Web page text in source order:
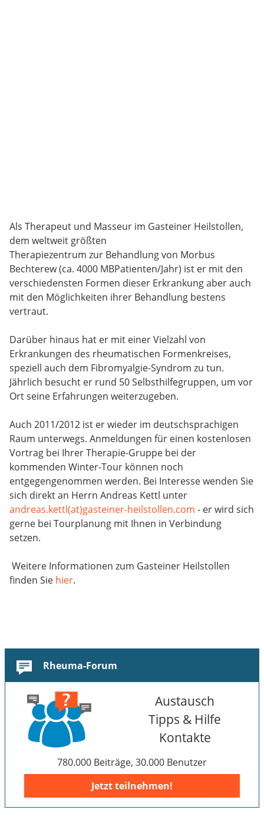
Als Therapeut und Masseur im Gasteiner Heilstollen,
dem weltweit größten
Therapiezentrum zur Behandlung von Morbus
Bechterew (ca. 4000 MBPatienten/Jahr) ist er mit den
verschiedensten Formen dieser Erkrankung aber auch
mit den Möglichkeiten ihrer Behandlung bestens
vertraut.
Darüber hinaus hat er mit einer Vielzahl von
Erkrankungen des rheumatischen Formenkreises,
speziell auch dem Fibromyalgie-Syndrom zu tun.
Jährlich besucht er rund 50 Selbsthilfegruppen, um vor
Ort seine Erfahrungen weiterzugeben.
Auch 2011/2012 ist er wieder im deutschsprachigen
Raum unterwegs. Anmeldungen für einen kostenlosen
Vortrag bei Ihrer Therapie-Gruppe bei der
kommenden Winter-Tour können noch
entgegengenommen werden. Bei Interesse wenden Sie
sich direkt an Herrn Andreas Kettl unter
andreas.kettl(at)gasteiner-heilstollen.com - er wird sich
gerne bei Tourplanung mit Ihnen in Verbindung
setzen.
Weitere Informationen zum Gasteiner Heilstollen
finden Sie hier.
Rheuma-Forum
Austausch
Tipps & Hilfe
Kontakte
780.000 Beiträge, 30.000 Benutzer
Jetzt teilnehmen!